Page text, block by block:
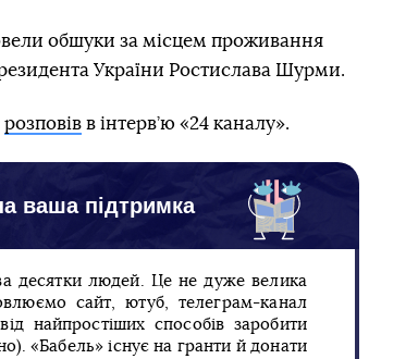
обшуки за місцем проживання
України Ростислава Шурми.
розповів в інтерв’ю «24 каналу».
ваша підтримка
десятки людей. Це не дуже велика
сайт, ютуб, телеграм-канал
найпростіших способів заробити
«Бабель» існує на гранти й донати